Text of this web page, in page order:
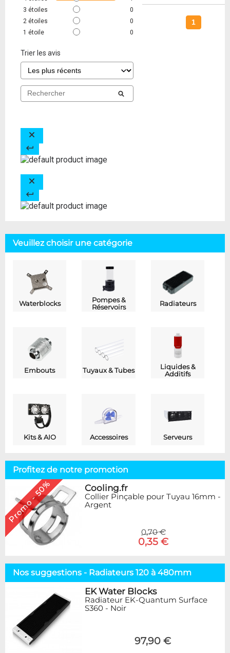
3 étoiles
0
2 étoiles
0
1 étoile 0
Trier les avis
1
Veuillez choisir une catégorie
Waterblocks
Pompes &
Réservoirs
Radiateurs
Embouts Tuyaux & Tubes
Liquides &
Additifs
Kits & AIO Accessoires Serveurs
Profitez de notre promotion
Promo - 50% Cooling.fr
Collier Pinçable pour Tuyau 16mm -
Argent
0,70 €
0,35 €
Nos suggestions - Radiateurs 120 à 480mm
EK Water Blocks
Radiateur EK-Quantum Surface
S360 - Noir
97,90 €